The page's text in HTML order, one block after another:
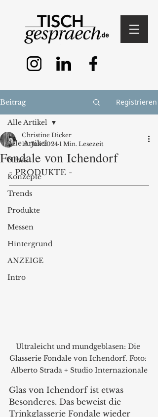
Beitrag Registrieren
Alle Artikel
News
Konzepte
Trends
Produkte
Messen
Hintergrund
ANZEIGE
Intro
Alle Artikel
Fondale von Ichendorf
Christine Dicker
19. Juli 2024 1 Min. Lesezeit
- PRODUKTE -
Ultraleicht und mundgeblasen: Die
Glasserie Fondale von Ichendorf. Foto:
Alberto Strada + Studio Internazionale
Glas von Ichendorf ist etwas
Besonderes. Das beweist die
Trinkglasserie Fondale wieder